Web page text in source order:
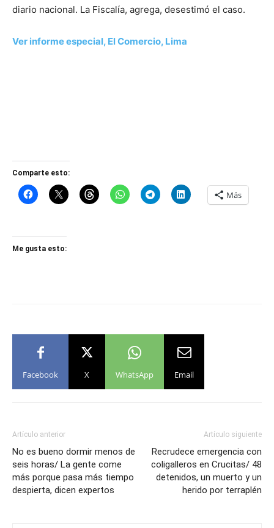
diario nacional. La Fiscalía, agrega, desestimó el caso.
Ver informe especial, El Comercio, Lima
Comparte esto:
Más
Me gusta esto:
Facebook X WhatsApp Email
Artículo anterior
No es bueno dormir menos de
seis horas/ La gente come
más porque pasa más tiempo
despierta, dicen expertos
Artículo siguiente
Recrudece emergencia con
coligalleros en Crucitas/ 48
detenidos, un muerto y un
herido por terraplén